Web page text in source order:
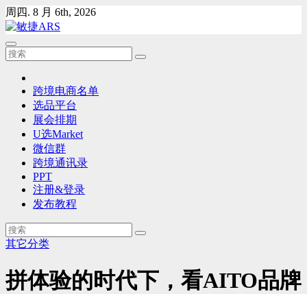
Skip
to
content
周四. 8 月 6th, 2026
跨境电商名单
选品平台
展会排期
U选Market
微信群
跨境通讯录
PPT
注册&登录
发布教程
其它分类
拼体验的时代下，看AITO品牌